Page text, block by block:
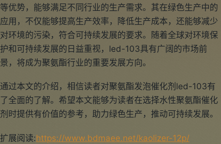
等优势，能够满足不同行业的生产需求。其在绿色生产中的
应用，不仅能够提高生产效率，降低生产成本，还能够减少
对环境的污染，符合可持续发展的要求。随着全球对环境保
护和可持续发展的日益重视，led-103具有广阔的市场前
景，将成为聚氨酯行业的重要发展方向。
通过本文的介绍，相信读者对聚氨酯发泡催化剂led-103有
了全面的了解。希望本文能够为读者在选择水性聚氨酯催化
剂时提供有价值的参考，助力绿色生产，推动可持续发展。
扩展阅读:https://www.bdmaee.net/kaolizer-12p/